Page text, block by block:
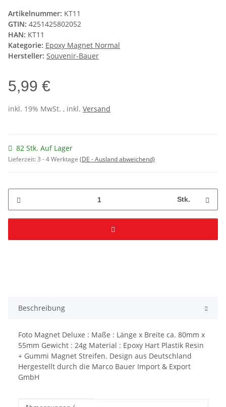
Artikelnummer: KT11
GTIN: 4251425802052
HAN: KT11
Kategorie: Epoxy Magnet Normal
Hersteller: Souvenir-Bauer
5,99 €
inkl. 19% MwSt. , inkl. Versand
82 Stk. Auf Lager
Lieferzeit:3 - 4 Werktage (DE - Ausland abweichend)
Stk.
Beschreibung
Foto Magnet Deluxe : Maße : Länge x Breite ca. 80mm x
55mm Gewicht : 24g Material : Epoxy Hart Plastik Resin
+ Gummi Magnet Streifen. Design aus Deutschland
Hergestellt durch die Marco Bauer Import & Export
GmbH